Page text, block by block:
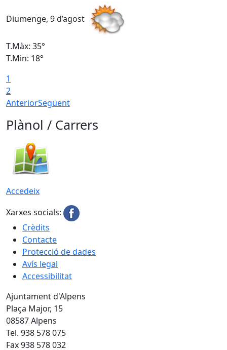
Diumenge, 9 d’agost
T.Màx: 35°
T.Min: 18°
1
2
AnteriorSegüent
Plànol / Carrers
Accedeix
Xarxes socials:
Crèdits
Contacte
Protecció de dades
Avís legal
Accessibilitat
Ajuntament d'Alpens
Plaça Major, 15
08587 Alpens
Tel. 938 578 075
Fax 938 578 032